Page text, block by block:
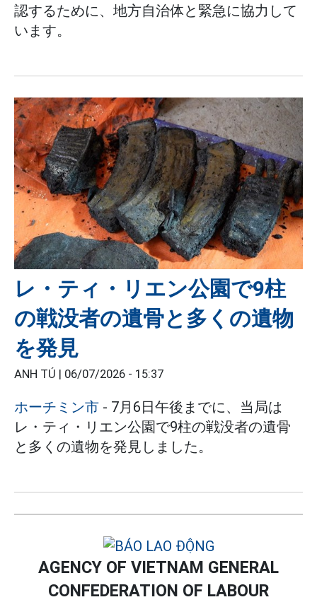
認するために、地方自治体と緊急に協力して
います。
レ・ティ・リエン公園で9柱
の戦没者の遺骨と多くの遺物
を発見
ANH TÚ | 06/07/2026 - 15:37
ホーチミン市 - 7月6日午後までに、当局は
レ・ティ・リエン公園で9柱の戦没者の遺骨
と多くの遺物を発見しました。
AGENCY OF VIETNAM GENERAL
CONFEDERATION OF LABOUR